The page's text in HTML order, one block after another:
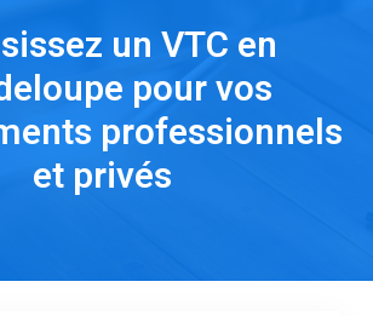
un VTC en
pour vos
professionnels
et privés